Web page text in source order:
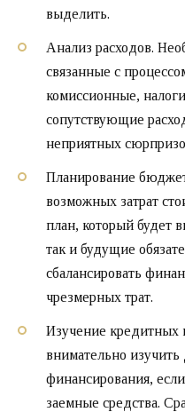
выделить.
Анализ расходов.
связанные с
комиссионные,
сопутствующие
неприятных
Планирование
возможных затрат
план, который будет
так и будущие
сбалансировать
чрезмерных трат.
Изучение
внимательно
финансирования,
заемные средства.